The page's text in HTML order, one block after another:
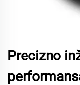
Precizno